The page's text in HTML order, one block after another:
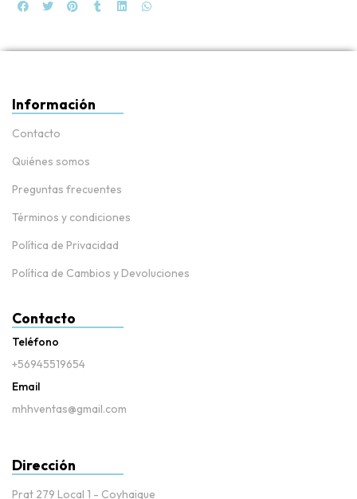
Información
Contacto
Quiénes somos
Preguntas frecuentes
Términos y condiciones
Política de Privacidad
Política de Cambios y Devoluciones
Contacto
Teléfono
+56945519654
Email
mhhventas@gmail.com
Dirección
Prat 279 Local 1 - Coyhaique